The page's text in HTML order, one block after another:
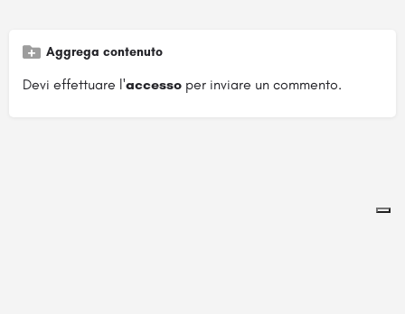
Aggrega contenuto
Devi effettuare l'accesso per inviare un commento.